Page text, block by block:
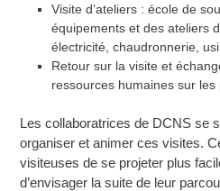
Visite d’ateliers : école de
équipements et des ateliers
électricité, chaudronnerie,
Retour sur la visite et
ressources humaines sur les
Les collaboratrices de DCNS se
organiser et animer ces visites.
visiteuses de se projeter plus
d’envisager la suite de leur